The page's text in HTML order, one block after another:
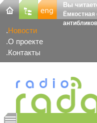
Вы
Ёмкостная
Новости
О проекте
Контакты